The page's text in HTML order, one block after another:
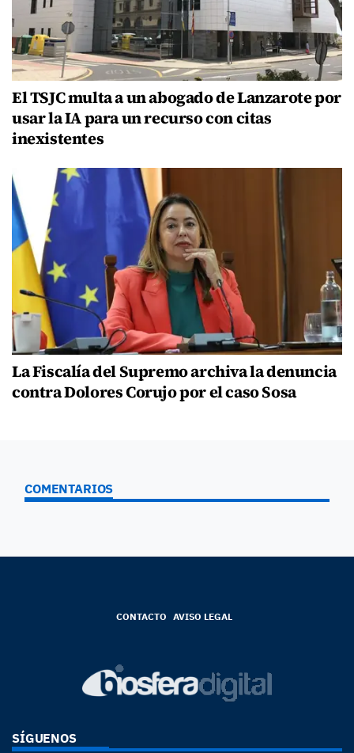
El TSJC multa a un abogado de Lanzarote por
usar la IA para un recurso con citas
inexistentes
La Fiscalía del Supremo archiva la denuncia
contra Dolores Corujo por el caso Sosa
COMENTARIOS
CONTACTO AVISO LEGAL
SÍGUENOS